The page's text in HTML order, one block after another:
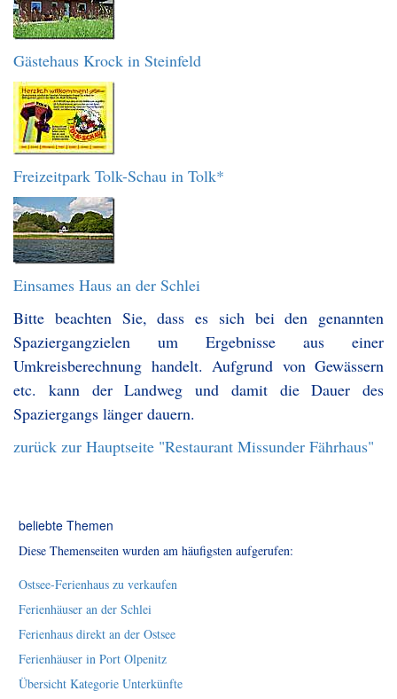
Gästehaus Krock in Steinfeld
Freizeitpark Tolk-Schau in Tolk*
Einsames Haus an der Schlei
Bitte beachten Sie, dass es sich bei den genannten
Spaziergangzielen um Ergebnisse aus einer
Umkreisberechnung handelt. Aufgrund von Gewässern
etc. kann der Landweg und damit die Dauer des
Spaziergangs länger dauern.
zurück zur Hauptseite "Restaurant Missunder Fährhaus"
beliebte Themen
Diese Themenseiten wurden am häufigsten aufgerufen:
Ostsee-Ferienhaus zu verkaufen
Ferienhäuser an der Schlei
Ferienhaus direkt an der Ostsee
Ferienhäuser in Port Olpenitz
Übersicht Kategorie Unterkünfte